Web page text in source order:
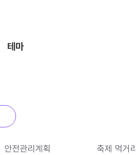
테마
안전관리계획 축제 먹거리